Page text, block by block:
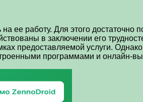
ее работу. Для этого достаточно
в заключении его
предоставляемой услуги.
программами и онлайн-